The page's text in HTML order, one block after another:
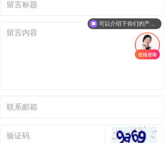
可以介绍下你们的产品么